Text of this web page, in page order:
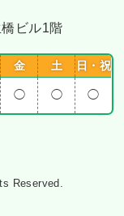
ビル1階
金 土
日・祝
◯ ◯ ◯
Reserved.